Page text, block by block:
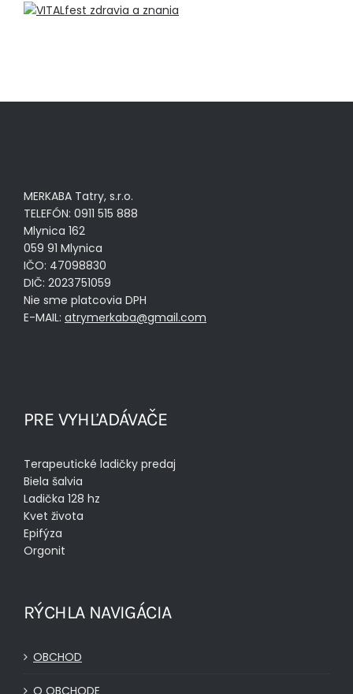
MERKABA Tatry, s.r.o.
TELEFÓN: 0911 515 888
Mlynica 162
059 91 Mlynica
IČO: 47098830
DIČ: 2023751059
Nie sme platcovia DPH
E-MAIL: atrymerkaba@gmail.com
PRE VYHĽADÁVAČE
Terapeutické ladičky predaj
Biela šalvia
Ladička 128 hz
Kvet života
Epifýza
Orgonit
RÝCHLA NAVIGÁCIA
OBCHOD
O OBCHODE